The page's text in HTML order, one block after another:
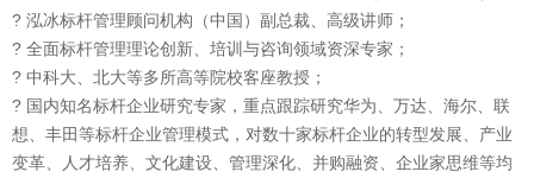
? 泓冰标杆管理顾问机构（中国）副总裁、高级讲师；
? 全面标杆管理理论创新、培训与咨询领域资深专家；
? 中科大、北大等多所高等院校客座教授；
? 国内知名标杆企业研究专家，重点跟踪研究华为、万达、海尔、联
想、丰田等标杆企业管理模式，对数十家标杆企业的转型发展、产业
变革、人才培养、文化建设、管理深化、并购融资、企业家思维等均